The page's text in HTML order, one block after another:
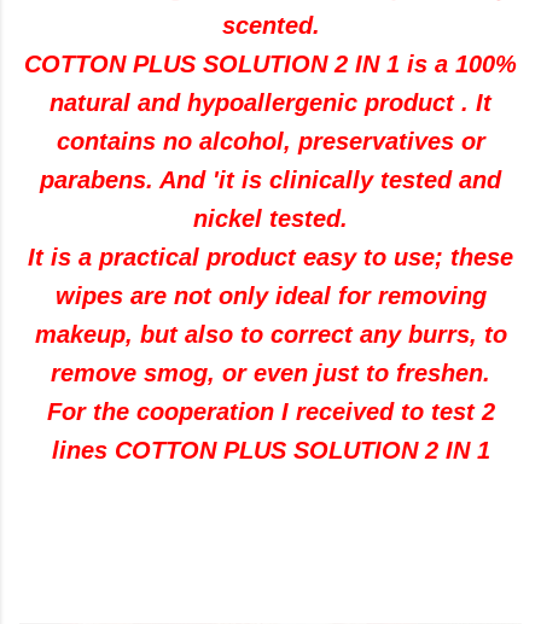
scented.
COTTON PLUS SOLUTION 2 IN 1 is a 100%
natural and hypoallergenic product . It
contains no alcohol, preservatives or
parabens. And 'it is clinically tested and
nickel tested.
It is a practical product easy to use; these
wipes are not only ideal for removing
makeup, but also to correct any burrs, to
remove smog, or even just to freshen.
For the cooperation I received to test 2
lines COTTON PLUS SOLUTION 2 IN 1